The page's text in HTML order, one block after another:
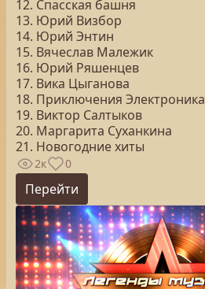
12. Спасская башня
13. Юрий Визбор
14. Юрий Энтин
15. Вячеслав Малежик
16. Юрий Ряшенцев
17. Вика Цыганова
18. Приключения Электроника
19. Виктор Салтыков
20. Маргарита Суханкина
21. Новогодние хиты
2к 0
Перейти